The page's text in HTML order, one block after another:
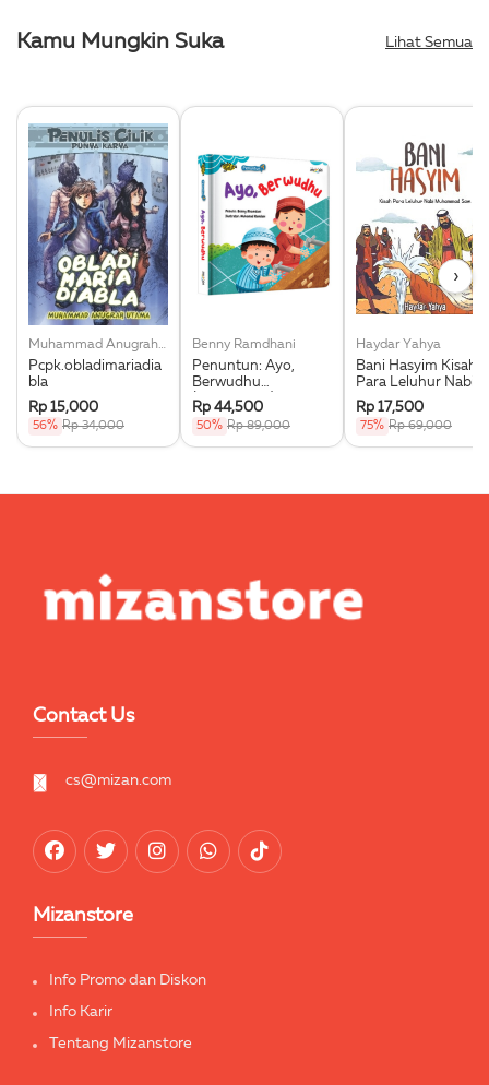
Kamu Mungkin Suka Lihat Semua
Muhammad Anugrah Utama
Pcpk.obladimariadia
bla
Rp 15,000
56% Rp 34,000
Benny Ramdhani
Penuntun: Ayo,
Berwudhu
(Boardbook)
Rp 44,500
50% Rp 89,000
Haydar Yahya
Bani Hasyim Kisah
Para Leluhur Nabi
Muhammad Saw.
Rp 17,500
75% Rp 69,000
›
Contact Us
cs@mizan.com
Mizanstore
Info Promo dan Diskon
Info Karir
Tentang Mizanstore